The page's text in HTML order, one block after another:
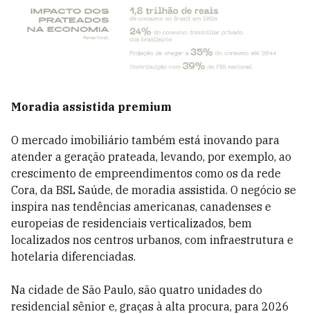
Moradia assistida premium
O mercado imobiliário também está inovando para
atender a geração prateada, levando, por exemplo, ao
crescimento de empreendimentos como os da rede
Cora, da BSL Saúde, de moradia assistida. O negócio se
inspira nas tendências americanas, canadenses e
europeias de residenciais verticalizados, bem
localizados nos centros urbanos, com infraestrutura e
hotelaria diferenciadas.
Na cidade de São Paulo, são quatro unidades do
residencial sênior e, graças à alta procura, para 2026